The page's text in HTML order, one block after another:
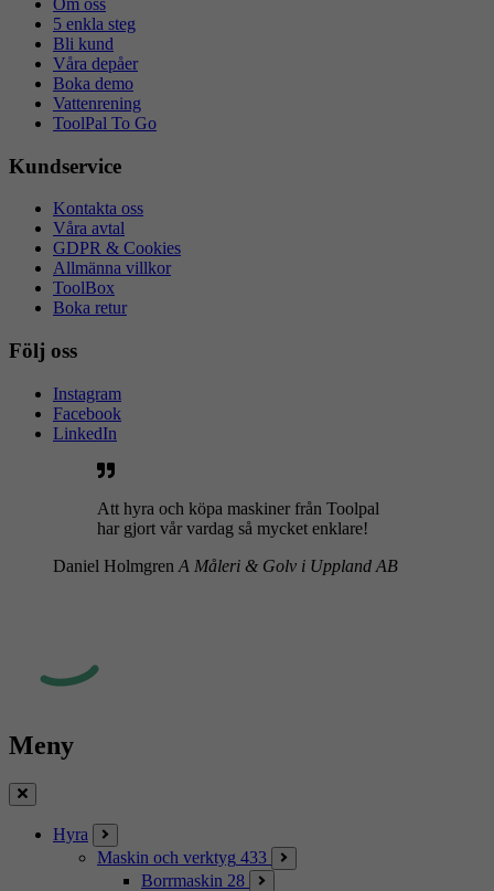
Om oss
5 enkla steg
Bli kund
Våra depåer
Boka demo
Vattenrening
ToolPal To Go
Kundservice
Kontakta oss
Våra avtal
GDPR & Cookies
Allmänna villkor
ToolBox
Boka retur
Följ oss
Instagram
Facebook
LinkedIn
Att hyra och köpa maskiner från Toolpal
har gjort vår vardag så mycket enklare!
Daniel Holmgren A Måleri & Golv i Uppland AB
Meny
Stäng
Hyra
Maskin och verktyg 433
Borrmaskin 28